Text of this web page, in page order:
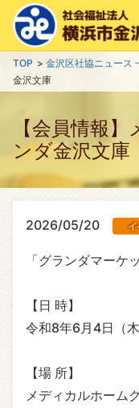
TOP 金沢区社協ニュース
金沢文庫
【会員情報
ンダ金沢文庫
2026/05/20
「グランダマーケ
【日 時】
令和8年6月4日（
【場 所】
メディカルホーム